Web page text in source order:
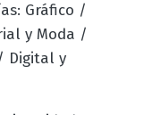
Gráfico /
y Moda /
Digital y